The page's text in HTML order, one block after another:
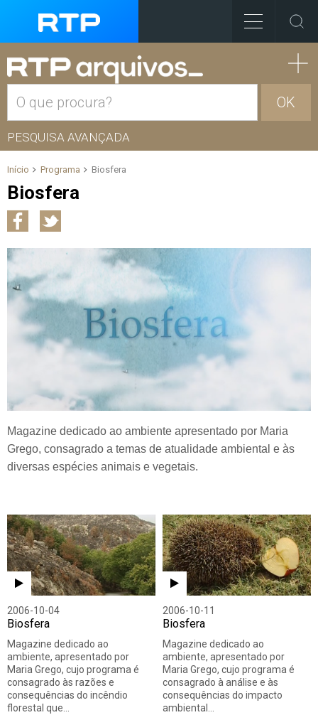
OK
PESQUISA AVANÇADA
Início Programa Biosfera
Biosfera
Magazine dedicado ao ambiente apresentado por Maria
Grego, consagrado a temas de atualidade ambiental e às
diversas espécies animais e vegetais.
2006-10-04
Biosfera
Magazine dedicado ao
ambiente, apresentado por
Maria Grego, cujo programa é
consagrado às razões e
consequências do incêndio
florestal que…
2006-10-11
Biosfera
Magazine dedicado ao
ambiente, apresentado por
Maria Grego, cujo programa é
consagrado à análise e às
consequências do impacto
ambiental…